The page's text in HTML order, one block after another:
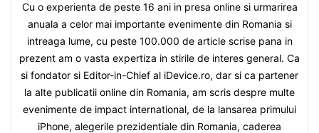
Cu o experienta de peste 16 ani in presa online si urmarirea
anuala a celor mai importante evenimente din Romania si
intreaga lume, cu peste 100.000 de article scrise pana in
prezent am o vasta expertiza in stirile de interes general. Ca
si fondator si Editor-in-Chief al iDevice.ro, dar si ca partener
la alte publicatii online din Romania, am scris despre multe
evenimente de impact international, de la lansarea primului
iPhone, alegerile prezidentiale din Romania, caderea